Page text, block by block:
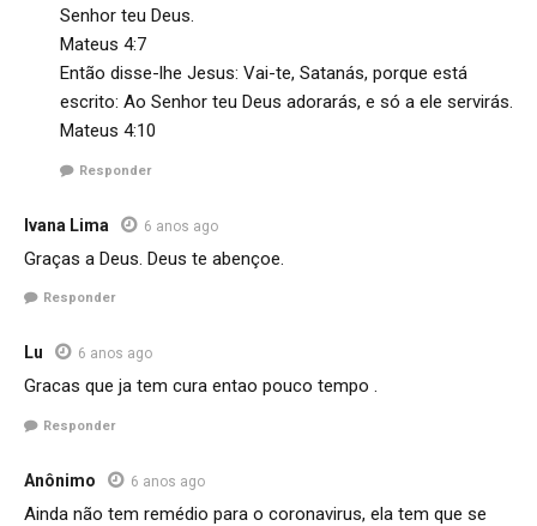
Senhor teu Deus.
Mateus 4:7
Então disse-lhe Jesus: Vai-te, Satanás, porque está
escrito: Ao Senhor teu Deus adorarás, e só a ele servirás.
Mateus 4:10
Responder
Ivana Lima 6 anos ago
Graças a Deus. Deus te abençoe.
Responder
Lu 6 anos ago
Gracas que ja tem cura entao pouco tempo .
Responder
Anônimo 6 anos ago
Ainda não tem remédio para o coronavirus, ela tem que se